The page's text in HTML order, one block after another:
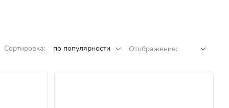
Сортировка: по популярности Отображение: